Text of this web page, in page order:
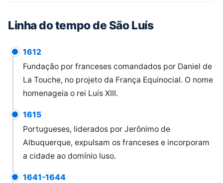
Linha do tempo de São Luís
1612
Fundação por franceses comandados por Daniel de
La Touche, no projeto da França Equinocial. O nome
homenageia o rei Luís XIII.
1615
Portugueses, liderados por Jerônimo de
Albuquerque, expulsam os franceses e incorporam
a cidade ao domínio luso.
1641-1644